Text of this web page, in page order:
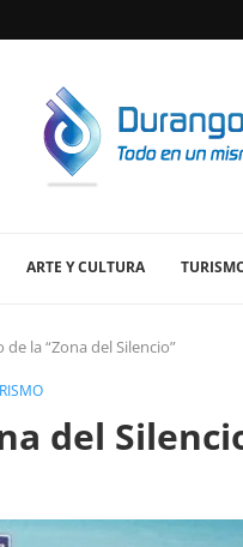
Confiables en Durango,...
ARTE Y CULTURA
la “Zona del Silencio”
del